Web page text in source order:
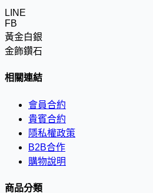
LINE
FB
黃金白銀
金飾鑽石
相關連結
會員合約
貴賓合約
隱私權政策
B2B合作
購物說明
商品分類